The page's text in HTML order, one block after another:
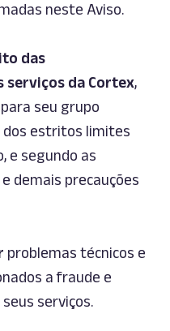
neste Aviso.
das
serviços da Cortex,
seu grupo
dos estritos limites
e segundo as
demais precauções
problemas técnicos e
a fraude e
serviços.